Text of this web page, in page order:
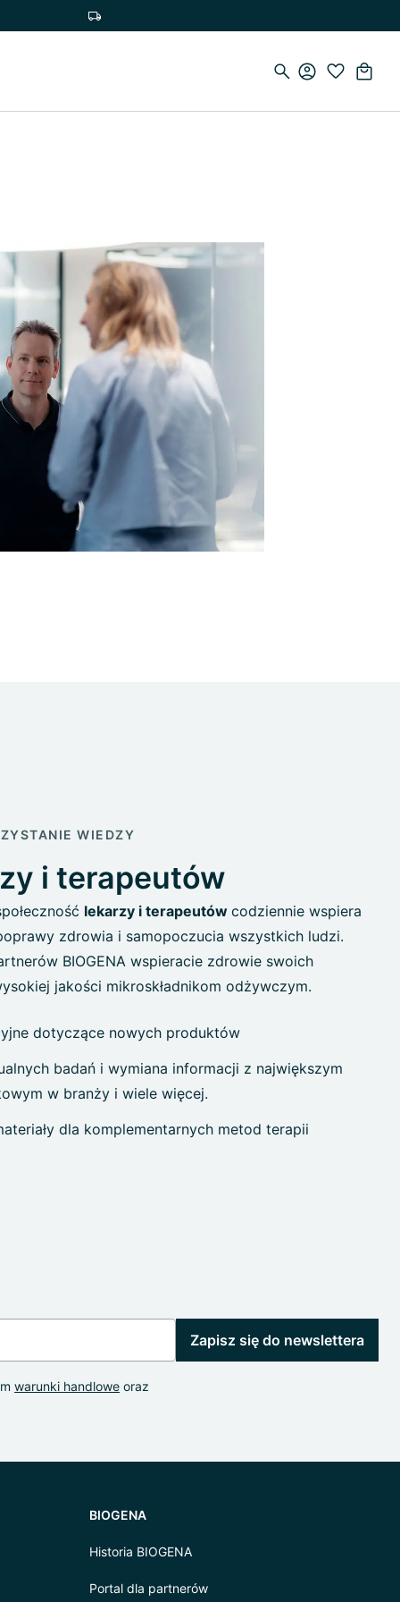
WIEDZY
i terapeutów
lekarzy i terapeutów codziennie wspiera
zdrowia i samopoczucia wszystkich ludzi.
BIOGENA wspieracie zdrowie swoich
jakości mikroskładnikom odżywczym.
dotyczące nowych produktów
badań i wymiana informacji z największym
w branży i wiele więcej.
dla komplementarnych metod terapii
warunki handlowe oraz
Zapisz się do newslettera
BIOGENA
Historia BIOGENA
Portal dla partnerów